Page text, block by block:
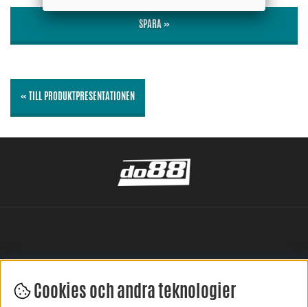
SPARA »
« TILL PRODUKTPRESENTATIONEN
LÄMNA DIN RECENSION HÄR
Cookies och andra teknologier